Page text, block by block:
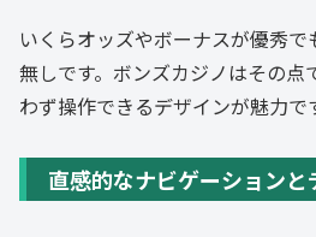
いくらオッズやボーナスが優秀
無しです。ボンズカジノはその点
わず操作できるデザインが魅力で
直感的なナビゲーションと